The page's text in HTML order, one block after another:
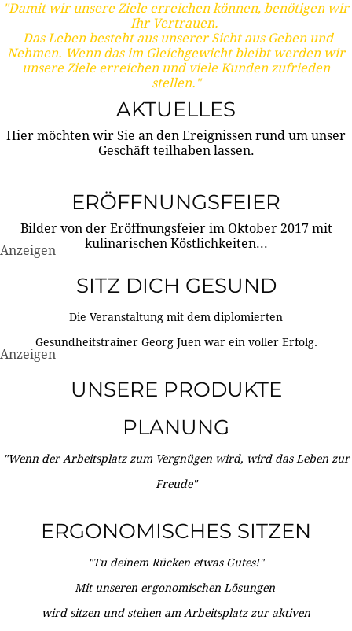
"Damit wir unsere Ziele erreichen können, benötigen wir
Ihr Vertrauen.
Das Leben besteht aus unserer Sicht aus Geben und
Nehmen. Wenn das im Gleichgewicht bleibt werden wir
unsere Ziele erreichen und viele Kunden zufrieden
stellen."
AKTUELLES
Hier möchten wir Sie an den Ereignissen rund um unser
Geschäft teilhaben lassen.
ERÖFFNUNGSFEIER
Bilder von der Eröffnungsfeier im Oktober 2017 mit
kulinarischen Köstlichkeiten...
Anzeigen
SITZ DICH GESUND
Die Veranstaltung mit dem diplomierten
Gesundheitstrainer Georg Juen war ein voller Erfolg.
Anzeigen
UNSERE PRODUKTE
PLANUNG
"Wenn der Arbeitsplatz zum Vergnügen wird, wird das Leben zur
Freude"
ERGONOMISCHES SITZEN
"Tu deinem Rücken etwas Gutes!"
Mit unseren ergonomischen Lösungen
wird sitzen und stehen am Arbeitsplatz zur aktiven